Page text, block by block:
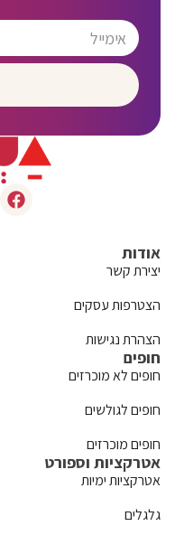
אודות
יצירת קשר
הצטרפות עסקים
הצהרת נגישות
חופים
חופים לא מוכרזים
חופים לגולשים
חופים מוכרזים
אטרקציות וספורט
אטרקציות ימיות
גלגלים